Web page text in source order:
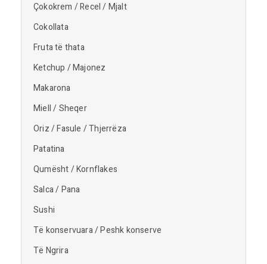
Çokokrem / Recel / Mjalt
Cokollata
Fruta të thata
Ketchup / Majonez
Makarona
Miell / Sheqer
Oriz / Fasule / Thjerrëza
Patatina
Qumësht / Kornflakes
Salca / Pana
Sushi
Të konservuara / Peshk konserve
Të Ngrira